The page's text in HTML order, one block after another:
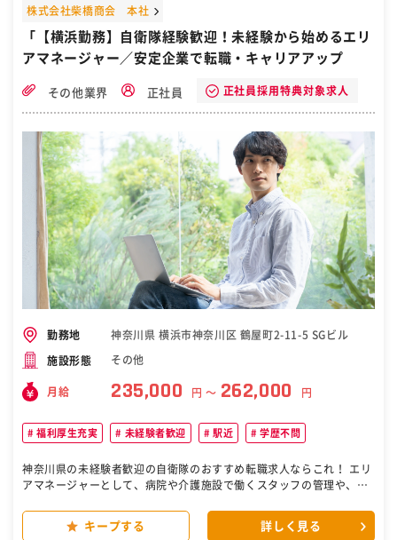
加OK◎ あなたのペースに合わせて成長しませんか？ お仕事の頑張り
備♪ 幅広い年代の方が働いているからこそ スタッフそれぞれの立場で
労働条件を考慮 育児休業や介護休業もとりやすい環境 勤務地はこちら
営業所 ◎横須賀店 ◎川崎営業所 ◎川崎宮前営業所 ◎相模原営業所
株式会社柴橋商会 本社
「【横浜勤務】自衛隊経験歓迎！未経験から始めるエリ
アマネージャー／安定企業で転職・キャリアアップ
その他業界 正社員 正社員採用特典対象求人
勤務地 神奈川県 横浜市神奈川区 鶴屋町2-11-5 SGビル
施設形態 その他
月給 235,000 円 〜 262,000 円
福利厚生充実 未経験者歓迎 駅近 学歴不問
神奈川県の未経験者歓迎の自衛隊のおすすめ転職求人ならこれ！ エリ
アマネージャーとして、病院や介護施設で働くスタッフの管理や、現
善提案など、“人”と“現場”の両面から支えるやりがいのあるポジショ
ンです。 ■具体的には ―――――― ◇現場マネジメント ・シフト確
キープする 詳しく見る